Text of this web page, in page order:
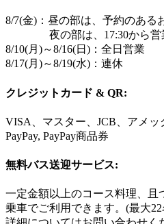
8/7(金)：昼の部は、予約のある
夜の部は、17:30から営
8/10(月)～8/16(日)：全日営業
8/17(月)～8/19(水)：連休
クレジットカード & QR:
VISA、マスター、JCB、アメ
PayPay, PayPay商品券
無料バス送迎サービス:
一定金額以上のコース料理、且
乗車でご利用できます。(最大